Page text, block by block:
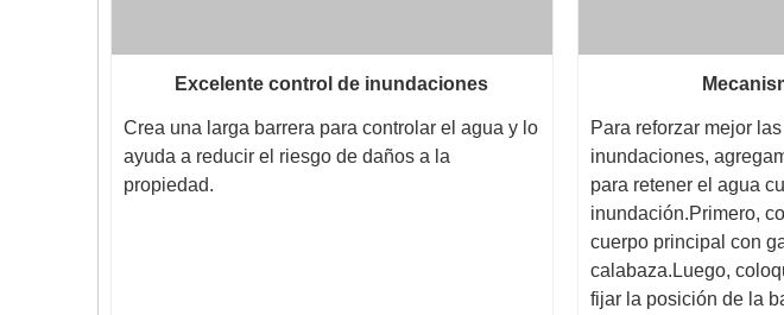
Excelente control de inundaciones
Crea una larga barrera para controlar el agua y lo
ayuda a reducir el riesgo de daños a la
propiedad.
Para reforzar mejor
inundaciones,
para retener el agua
inundación.Primero,
cuerpo principal con
calabaza.Luego,
fijar la posición de la